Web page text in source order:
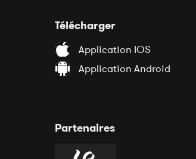
Télécharger
Application IOS
Application Android
Partenaires